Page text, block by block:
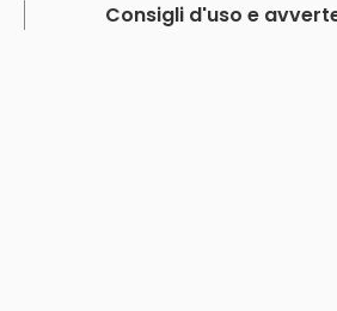
Consigli d'uso e